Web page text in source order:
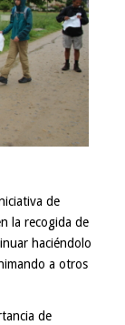
de
la recogida de
haciéndolo
a otros
de